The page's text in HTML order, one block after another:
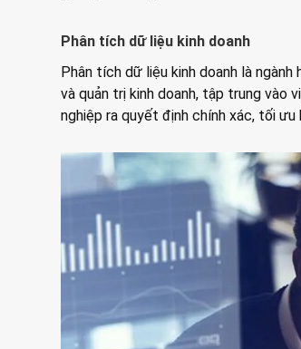
Phân tích dữ liệu kinh doanh
Phân tích dữ liệu kinh doanh là
và quản trị kinh doanh, tập trung vào
nghiệp ra quyết định chính xác, tối